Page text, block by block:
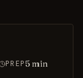
PREP5 min